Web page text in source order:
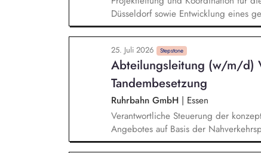
Düsseldorf sowie Entwicklung eines
Entsiegelung im Sinne der
ökologischen Räumen mit Aufenthaltsqualität für
über das Projektvolumen in Höhe
Fördermitteln kontinuierliche Berichterstattung gegenüber der Amtsleitung und Vertretung
in politischen Gremien Steuerung und Koordination von Informationen und
Projektvorschlägen mit dem internen
Akteuren
25. Juli 2026 Stepstone
Abteilungsleitung (w/m/d)
Tandembesetzung
Ruhrbahn GmbH | Essen
Verantwortliche Steuerung der
Angebotes auf Basis der
Strategische und operative